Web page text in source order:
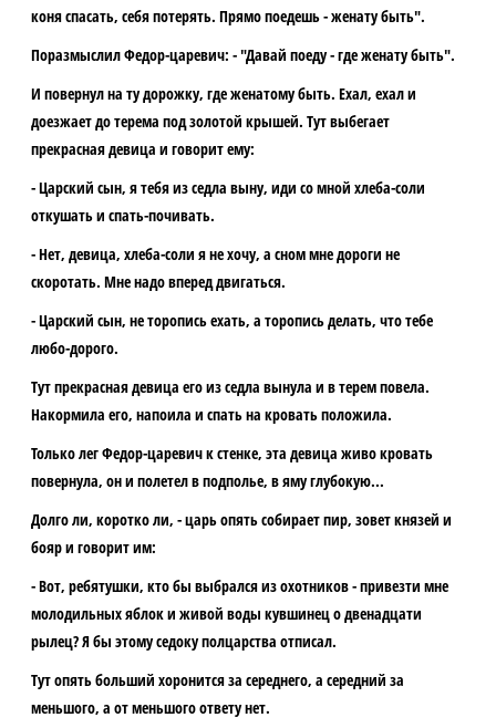
коня спасать, себя потерять. Прямо поедешь - женату быть".
Поразмыслил Федор-царевич: - "Давай поеду - где женату быть".
И повернул на ту дорожку, где женатому быть. Ехал, ехал и
доезжает до терема под золотой крышей. Тут выбегает
прекрасная девица и говорит ему:
- Царский сын, я тебя из седла выну, иди со мной хлеба-соли
откушать и спать-почивать.
- Нет, девица, хлеба-соли я не хочу, а сном мне дороги не
скоротать. Мне надо вперед двигаться.
- Царский сын, не торопись ехать, а торопись делать, что тебе
любо-дорого.
Тут прекрасная девица его из седла вынула и в терем повела.
Накормила его, напоила и спать на кровать положила.
Только лег Федор-царевич к стенке, эта девица живо кровать
повернула, он и полетел в подполье, в яму глубокую...
Долго ли, коротко ли, - царь опять собирает пир, зовет князей и
бояр и говорит им:
- Вот, ребятушки, кто бы выбрался из охотников - привезти мне
молодильных яблок и живой воды кувшинец о двенадцати
рылец? Я бы этому седоку полцарства отписал.
Тут опять больший хоронится за середнего, а середний за
меньшого, а от меньшого ответу нет.